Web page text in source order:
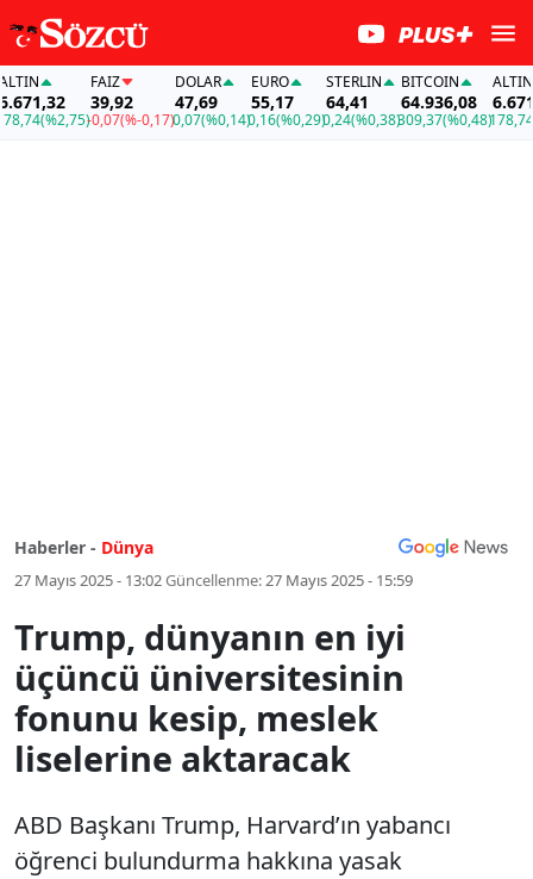
(%2,75)
FAİZ
39,92
-0,07(%-0,17)
DOLAR
47,69
0,07(%0,14)
EURO
55,17
0,16(%0,29)
STERLIN
64,41
0,24(%0,38)
BITCOIN
64.936,08
309,37(%0,48)
ALTIN
178,74
Haberler - Dünya
27 Mayıs 2025 - 13:02Güncellenme:27 Mayıs 2025 - 15:59
Trump, dünyanın en iyi
üçüncü üniversitesinin
fonunu kesip, meslek
liselerine aktaracak
ABD Başkanı Trump, Harvard’ın yabancı
öğrenci bulundurma hakkına yasak